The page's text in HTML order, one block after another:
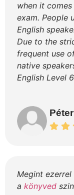
when it
exam. People
English
Due to the
frequent use
native
English Level
Péter
Megint
a könyved